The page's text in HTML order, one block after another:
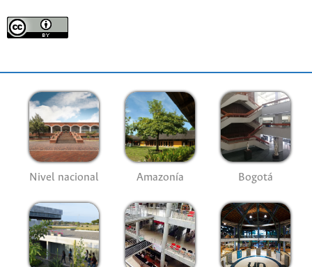
Nivel nacional Amazonía Bogotá